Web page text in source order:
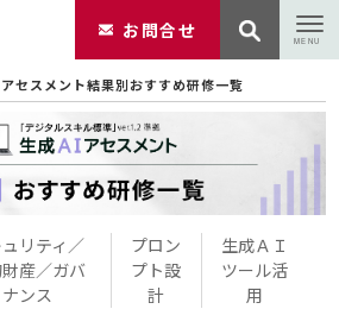
お問合せ
セスメント結果別おすすめ研修一覧
リティ／
産／ガバ
ナンス
プロン
プト設
計
生成ＡＩ
ツール活
用